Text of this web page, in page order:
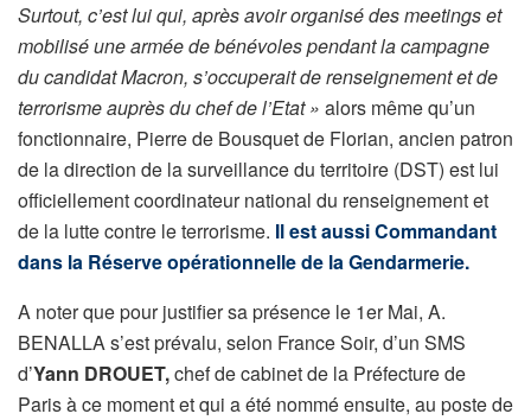
Surtout, c’est lui qui, après avoir organisé des meetings et
mobilisé une armée de bénévoles pendant la campagne
du candidat Macron, s’occuperait de renseignement et de
terrorisme auprès du chef de l’Etat » alors même qu’un
fonctionnaire, Pierre de Bousquet de Florian, ancien patron
de la direction de la surveillance du territoire (DST) est lui
officiellement coordinateur national du renseignement et
de la lutte contre le terrorisme. Il est aussi Commandant
dans la Réserve opérationnelle de la Gendarmerie.
A noter que pour justifier sa présence le 1er Mai, A.
BENALLA s’est prévalu, selon France Soir, d’un SMS
d’Yann DROUET,chef de cabinet de la Préfecture de
Paris à ce moment et qui a été nommé ensuite, au poste de